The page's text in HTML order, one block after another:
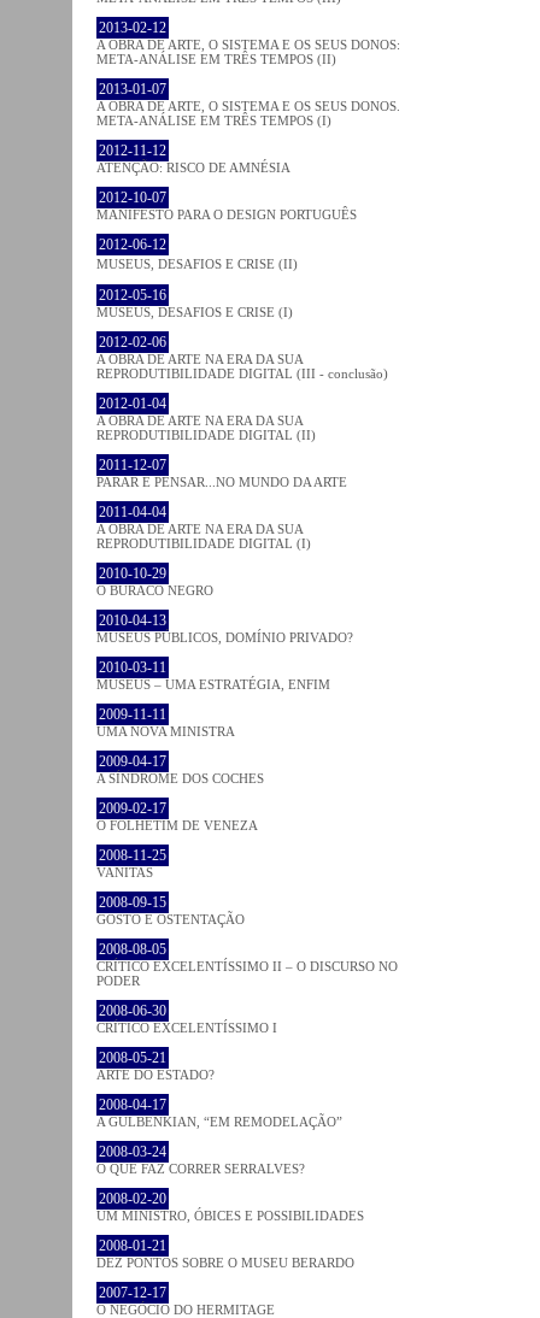
2013-02-12
A OBRA DE ARTE, O SISTEMA E OS SEUS DONOS:
META-ANÁLISE EM TRÊS TEMPOS (II)
2013-01-07
A OBRA DE ARTE, O SISTEMA E OS SEUS DONOS.
META-ANÁLISE EM TRÊS TEMPOS (I)
2012-11-12
ATENÇÃO: RISCO DE AMNÉSIA
2012-10-07
MANIFESTO PARA O DESIGN PORTUGUÊS
2012-06-12
MUSEUS, DESAFIOS E CRISE (II)
2012-05-16
MUSEUS, DESAFIOS E CRISE (I)
2012-02-06
A OBRA DE ARTE NA ERA DA SUA
REPRODUTIBILIDADE DIGITAL (III - conclusão)
2012-01-04
A OBRA DE ARTE NA ERA DA SUA
REPRODUTIBILIDADE DIGITAL (II)
2011-12-07
PARAR E PENSAR...NO MUNDO DA ARTE
2011-04-04
A OBRA DE ARTE NA ERA DA SUA
REPRODUTIBILIDADE DIGITAL (I)
2010-10-29
O BURACO NEGRO
2010-04-13
MUSEUS PÚBLICOS, DOMÍNIO PRIVADO?
2010-03-11
MUSEUS – UMA ESTRATÉGIA, ENFIM
2009-11-11
UMA NOVA MINISTRA
2009-04-17
A SÍNDROME DOS COCHES
2009-02-17
O FOLHETIM DE VENEZA
2008-11-25
VANITAS
2008-09-15
GOSTO E OSTENTAÇÃO
2008-08-05
CRÍTICO EXCELENTÍSSIMO II – O DISCURSO NO
PODER
2008-06-30
CRÍTICO EXCELENTÍSSIMO I
2008-05-21
ARTE DO ESTADO?
2008-04-17
A GULBENKIAN, “EM REMODELAÇÃO”
2008-03-24
O QUE FAZ CORRER SERRALVES?
2008-02-20
UM MINISTRO, ÓBICES E POSSIBILIDADES
2008-01-21
DEZ PONTOS SOBRE O MUSEU BERARDO
2007-12-17
O NEGÓCIO DO HERMITAGE